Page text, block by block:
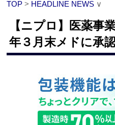
TOP > HEADLINE NEWS ∨
【ニプロ】医薬事
年３月末メドに承